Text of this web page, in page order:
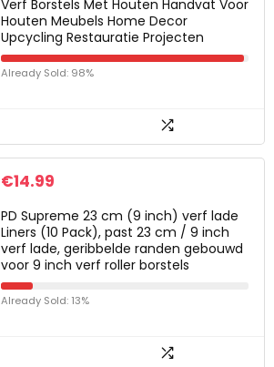
Verf Borstels Met Houten Handvat Voor
Houten Meubels Home Decor
Upcycling Restauratie Projecten
Already Sold: 98%
€14.99
PD Supreme 23 cm (9 inch) verf lade
Liners (10 Pack), past 23 cm / 9 inch
verf lade, geribbelde randen gebouwd
voor 9 inch verf roller borstels
Already Sold: 13%